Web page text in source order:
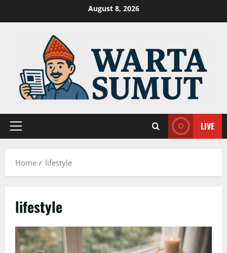
August 8, 2026
Primary
LIVE
Home lifestyle
lifestyle